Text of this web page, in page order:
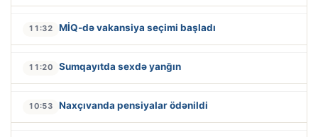
11:32 MİQ-də vakansiya seçimi başladı
11:20 Sumqayıtda sexdə yanğın
10:53 Naxçıvanda pensiyalar ödənildi